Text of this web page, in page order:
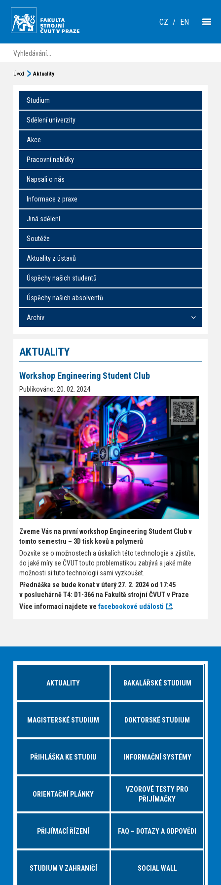
CZ / EN
Úvod Aktuality
Studium
Sdělení univerzity
Akce
Pracovní nabídky
Napsali o nás
Informace z praxe
Jiná sdělení
Soutěže
Aktuality z ústavů
Úspěchy našich studentů
Úspěchy našich absolventů
Archiv
AKTUALITY
Workshop Engineering Student Club
Publikováno: 20. 02. 2024
Zveme Vás na první workshop Engineering Student Club v
tomto semestru – 3D tisk kovů a polymerů
Dozvíte se o možnostech a úskalích této technologie a zjistíte,
do jaké míry se ČVUT touto problematikou zabývá a jaké máte
možnosti si tuto technologii sami vyzkoušet.
Přednáška se bude konat v úterý 27. 2. 2024 od 17:45
v posluchárně T4: D1-366 na Fakultě strojní ČVUT v Praze
Více informací najdete ve facebookové události .
AKTUALITY BAKALÁŘSKÉ STUDIUM
MAGISTERSKÉ STUDIUM DOKTORSKÉ STUDIUM
PŘIHLÁŠKA KE STUDIU INFORMAČNÍ SYSTÉMY
ORIENTAČNÍ PLÁNKY
VZOROVÉ TESTY PRO
PŘIJÍMAČKY
PŘIJÍMACÍ ŘÍZENÍ FAQ – DOTAZY A ODPOVĚDI
STUDIUM V ZAHRANIČÍ SOCIAL WALL